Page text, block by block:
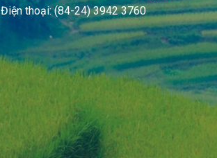
Điện thoại: (84-24) 3942 3760